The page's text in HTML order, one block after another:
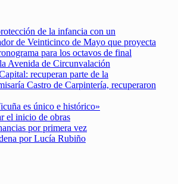
de la infancia con un
de Veinticinco de Mayo que proyecta
para los octavos de final
Avenida de Circunvalación
recuperan parte de la
Castro de Carpintería, recuperaron
es único e histórico»
el inicio de obras
por primera vez
por Lucía Rubiño